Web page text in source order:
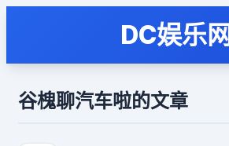
DC娱乐网
谷槐聊汽车啦的文章